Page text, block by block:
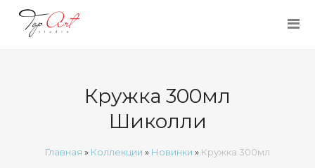
Кружка 300мл
Шиколли
Главная » Коллекции » Новинки » Кружка 300мл